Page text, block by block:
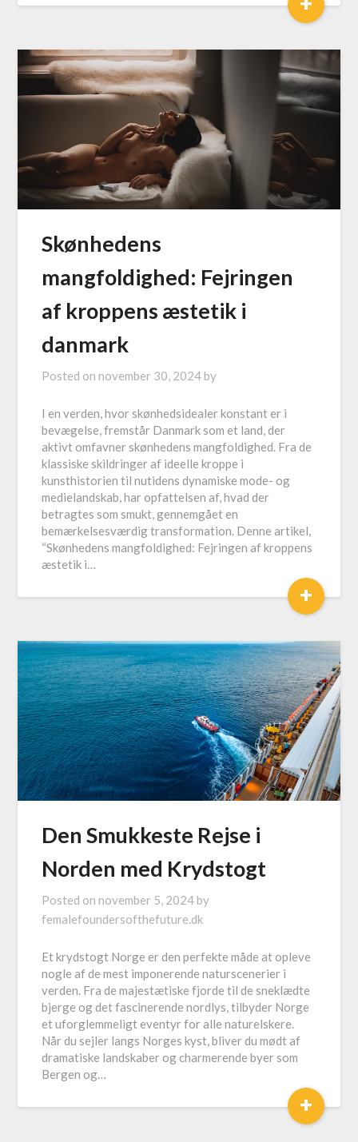
Skønhedens
mangfoldighed: Fejringen
af kroppens æstetik i
danmark
Posted on november 30, 2024 by
I en verden, hvor skønhedsidealer konstant er i
bevægelse, fremstår Danmark som et land, der
aktivt omfavner skønhedens mangfoldighed. Fra de
klassiske skildringer af ideelle kroppe i
kunsthistorien til nutidens dynamiske mode- og
medielandskab, har opfattelsen af, hvad der
betragtes som smukt, gennemgået en
bemærkelsesværdig transformation. Denne artikel,
“Skønhedens mangfoldighed: Fejringen af kroppens
æstetik i…
+
Den Smukkeste Rejse i
Norden med Krydstogt
Posted on november 5, 2024 by
femalefoundersofthefuture.dk
Et krydstogt Norge er den perfekte måde at opleve
nogle af de mest imponerende naturscenerier i
verden. Fra de majestætiske fjorde til de sneklædte
bjerge og det fascinerende nordlys, tilbyder Norge
et uforglemmeligt eventyr for alle naturelskere.
Når du sejler langs Norges kyst, bliver du mødt af
dramatiske landskaber og charmerende byer som
Bergen og…
+